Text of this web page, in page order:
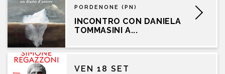
PORDENONE (PN)
INCONTRO CON DANIELA
TOMMASINI A...
VEN 18 SET